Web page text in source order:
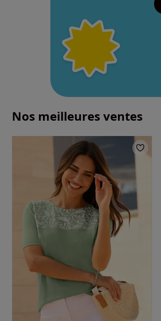
Nos meilleures ventes